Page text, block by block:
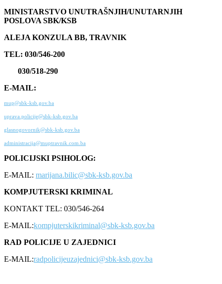
MINISTARSTVO UNUTRAŠNJIH/UNUTARNJIH
POSLOVA SBK/KSB
ALEJA KONZULA BB, TRAVNIK
TEL: 030/546-200
030/518-290
E-MAIL:
mup@sbk-ksb.gov.ba
uprava.policije@sbk-ksb.gov.ba
glasnogovornik@sbk-ksb.gov.ba
administracija@muptravnik.com.ba
POLICIJSKI PSIHOLOG:
E-MAIL: marijana.bilic@sbk-ksb.gov.ba
KOMPJUTERSKI KRIMINAL
KONTAKT TEL: 030/546-264
E-MAIL:kompjuterskikriminal@sbk-ksb.gov.ba
RAD POLICIJE U ZAJEDNICI
E-MAIL:radpolicijeuzajednici@sbk-ksb.gov.ba